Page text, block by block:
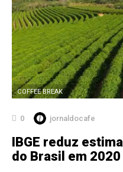
COFFEE BREAK
0 jornaldocafe
IBGE reduz
do Brasil em 2020